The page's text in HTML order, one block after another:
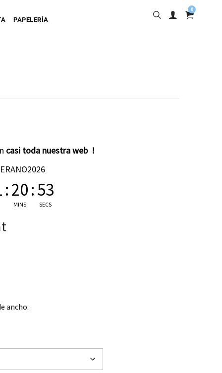
0
Adhesiva
Colgante
PAPELERÍA
casi toda nuestra web !
:20
MINS
:53
SECS
ancho.